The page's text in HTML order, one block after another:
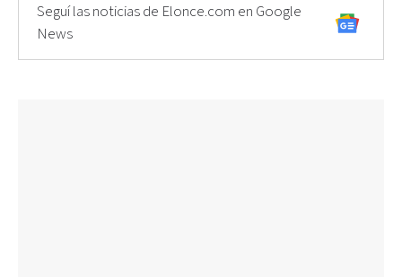
Seguí las noticias de Elonce.com en Google
News